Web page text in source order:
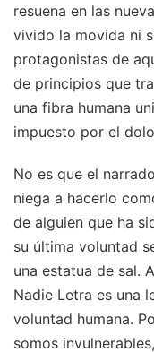
resuena en las
vivido la movida ni
protagonistas de
de principios que
una fibra humana
impuesto por el
No es que el
niega a hacerlo
de alguien que ha
su última voluntad
una estatua de sal.
Nadie Letra es una
voluntad humana.
somos